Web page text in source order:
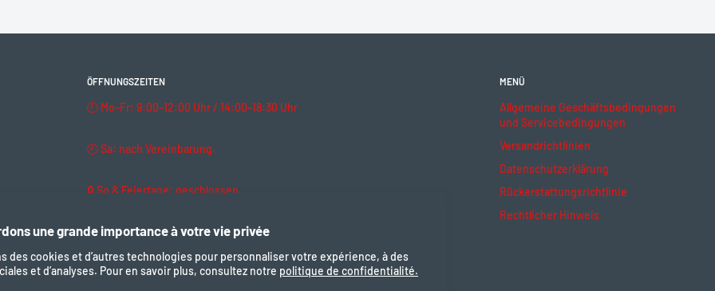
une grande importance à votre vie privée
des cookies et d’autres technologies pour personnaliser votre expérience, à des
et d’analyses. Pour en savoir plus, consultez notre politique de confidentialité.
ÖFFNUNGSZEITEN
🕘 Mo–Fr: 9:00–12:00 Uhr / 14:00–18:30 Uhr
🕘 Sa: nach Vereinbarung.
🔒 So & Feiertage: geschlossen
MENÜ
Allgemeine Geschäftsbedingungen
und Servicebedingungen
Versandrichtlinien
Datenschutzerklärung
Rückerstattungsrichtlinie
Rechtlicher Hinweis